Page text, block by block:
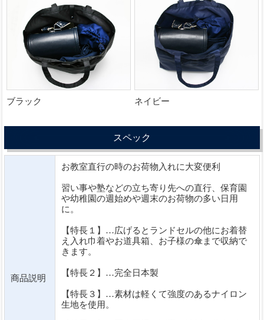
ブラック ネイビー
スペック
商品説明
お教室直行の時のお荷物入れに大変便利
習い事や塾などの立ち寄り先への直行、保育園
や幼稚園の週始めや週末のお荷物の多い日用
に。
【特長１】…広げるとランドセルの他にお着替
え入れ巾着やお道具箱、お子様の傘まで収納で
きます。
【特長２】…完全日本製
【特長３】…素材は軽くて強度のあるナイロン
生地を使用。